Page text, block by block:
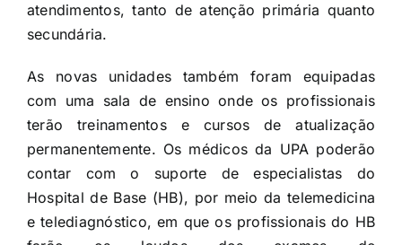
atendimentos, tanto de atenção primária quanto
secundária.
As novas unidades também foram equipadas
com uma sala de ensino onde os profissionais
terão treinamentos e cursos de atualização
permanentemente. Os médicos da UPA poderão
contar com o suporte de especialistas do
Hospital de Base (HB), por meio da telemedicina
e telediagnóstico, em que os profissionais do HB